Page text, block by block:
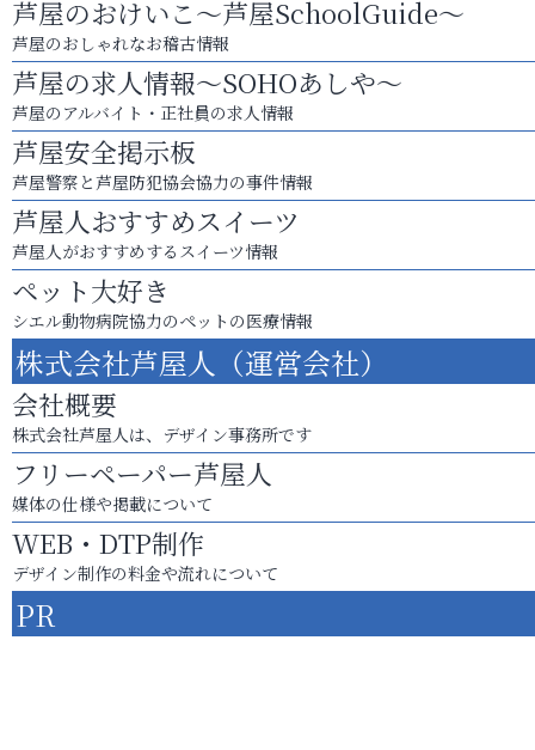
芦屋のおけいこ～芦屋SchoolGuide～
芦屋のおしゃれなお稽古情報
芦屋の求人情報～SOHOあしや～
芦屋のアルバイト・正社員の求人情報
芦屋安全掲示板
芦屋警察と芦屋防犯協会協力の事件情報
芦屋人おすすめスイーツ
芦屋人がおすすめするスイーツ情報
ペット大好き
シエル動物病院協力のペットの医療情報
株式会社芦屋人（運営会社）
会社概要
株式会社芦屋人は、デザイン事務所です
フリーペーパー芦屋人
媒体の仕様や掲載について
WEB・DTP制作
デザイン制作の料金や流れについて
PR